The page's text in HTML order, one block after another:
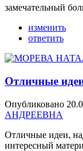
замечательный
изменить
ответить
Отличные
Опубликовано
АНДРЕЕВНА
Отличные идеи,
интересный